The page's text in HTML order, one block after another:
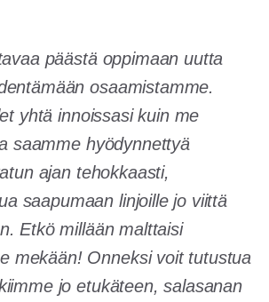
päästä oppimaan uutta
osaamistamme.
yhtä innoissasi kuin me
saamme hyödynnettyä
ajan tehokkaasti,
saapumaan linjoille jo viittä
Etkö millään malttaisi
mekään! Onneksi voit tutustua
jo etukäteen, salasanan